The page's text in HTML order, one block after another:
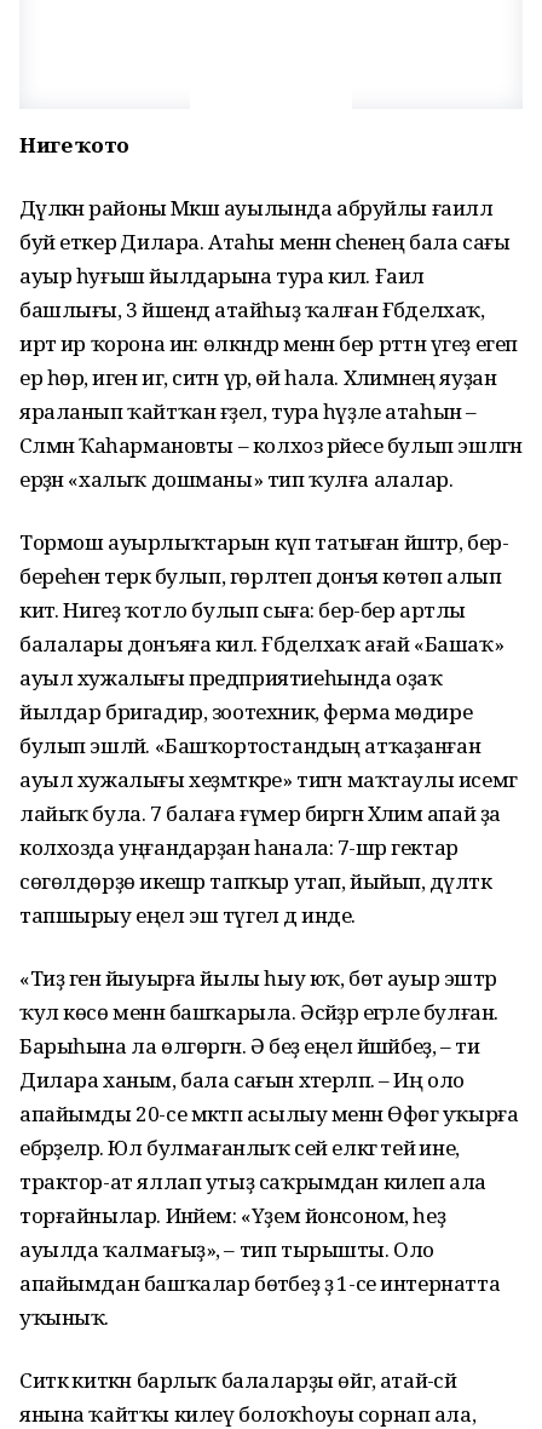
Нигеҙ ҡото
Дәүләкән районы Мәкәш ауылында абруйлы ғаиләлә
буй еткерә Дилара. Атаһы менән әсәһенең бала сағы
ауыр һуғыш йылдарына тура килә. Ғаилә
башлығы, 3 йәшендә атайһыҙ ҡалған Ғәбделхаҡ,
иртә ир ҡорона инә: өлкәндәр менән бер рәттән үгеҙ егеп
ер һөрә, иген игә, ситән үрә, өй һала. Хәлимәнең яуҙан
яраланып ҡайтҡан ғәҙел, тура һүҙле атаһын –
Сәлмән Ҡаһармановты – колхоз рәйесе булып эшләгән
ерҙән «халыҡ дошманы» тип ҡулға алалар.
Тормош ауырлыҡтарын күп татыған йәштәр, бер-
береһенә терәк булып, гөрләтеп донъя көтөп алып
китә. Нигеҙ ҡотло булып сыға: бер-бер артлы
балалары донъяға килә. Ғәб­делхаҡ ағай «Башаҡ»
ауыл хужалығы предприятиеһында оҙаҡ
йылдар бригадир, зоотехник, ферма мөдире
булып эшләй. «Башҡортостандың атҡаҙанған
ауыл хужалығы хеҙмәткәре» тигән маҡтаулы исемгә
лайыҡ була. 7 балаға ғүмер биргән Хәлимә апай ҙа
колхозда уңғандарҙан һанала: 7-шәр гектар
сөгөлдөрҙө икешәр тапҡыр утап, йыйып, дәүләткә
тапшырыу еңел эш түгел дә инде.
«Тиҙ генә йыуырға йылы һыу юҡ, бөтә ауыр эштәр
ҡул көсө менән башҡарыла. Әсәйҙәр егәрле булған.
Барыһына ла өлгөргән. Ә беҙ еңел йәшәйбеҙ, – ти
Дилара ханым, бала сағын хәтерләп. – Иң оло
апайымды 20-cе мәктәп асылыу менән Өфөгә уҡырға
ебәрҙеләр. Юл булмағанлыҡ сей елкәгә тейә ине,
трактор-ат яллап утыҙ саҡрымдан килеп ала
торғай­нылар. Инәйем: «Үҙем йонсоном, һеҙ
ауылда ҡалмағыҙ», – тип тырышты. Оло
апайымдан башҡалар бөтәбеҙ ҙә 1-се интернатта
уҡыныҡ.
Ситкә киткән барлыҡ балаларҙы өйгә, атай-әсәй
янына ҡайтҡы килеү болоҡһоуы сорнап ала,